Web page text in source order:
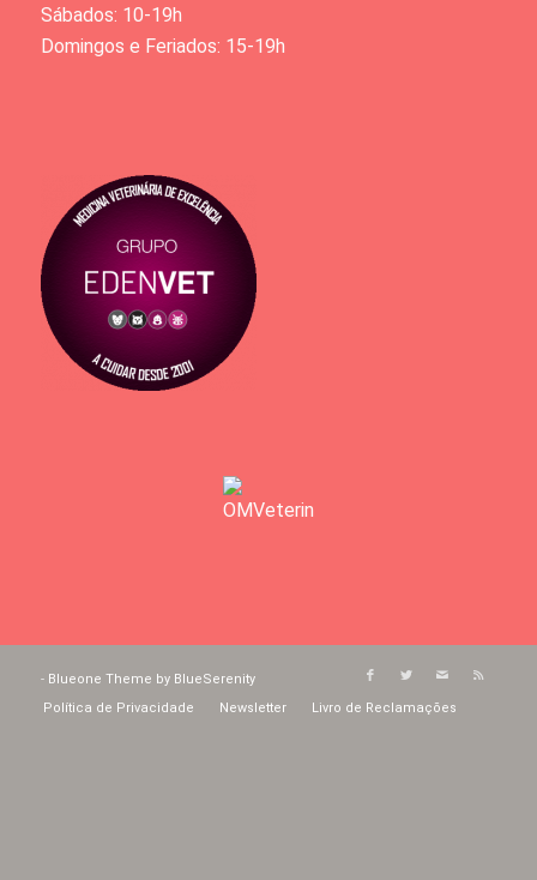
Sábados: 10-19h
Domingos e Feriados: 15-19h
- Blueone Theme by BlueSerenity
Política de Privacidade
Newsletter Livro de Reclamações